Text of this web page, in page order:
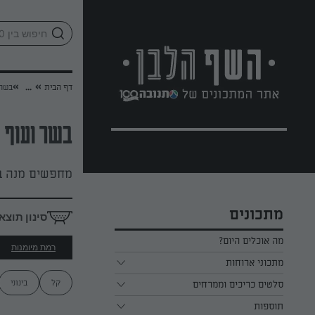
מתכונים
מה אוכלים היום?
מתכוני ארוחות
ארוחת בוקר
ארוחת צהריים
סלטים כריכים וממרחים
כל הסלטים כריכים וממרחים
תוספות
דף הבית »
...
»
בשר ועוף
מחפשים מנה
סינון
רמת מיומנות
קל בינוני